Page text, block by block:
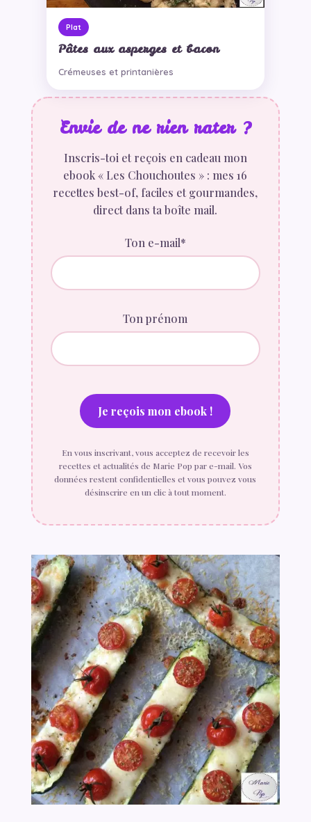
Plat
Pâtes aux asperges et bacon
Crémeuses et printanières
Envie de ne rien rater ?
Inscris-toi et reçois en cadeau mon
ebook « Les Chouchoutes » : mes 16
recettes best-of, faciles et gourmandes,
direct dans ta boîte mail.
Ton e-mail*
Ton prénom
En vous inscrivant, vous acceptez de recevoir les
recettes et actualités de Marie Pop par e-mail. Vos
données restent confidentielles et vous pouvez vous
désinscrire en un clic à tout moment.